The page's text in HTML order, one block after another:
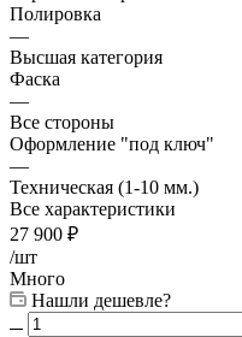
Полировка
—
Высшая категория
Фаска
—
Все стороны
Оформление "под ключ"
—
Техническая (1-10 мм.)
Все характеристики
27 900 ₽
/шт
Много
Нашли дешевле?